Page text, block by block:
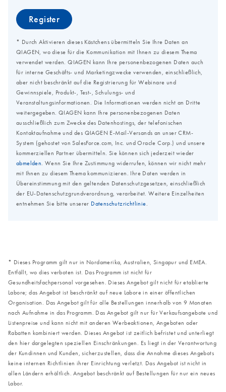
* Dieses Programm gilt nur in Nordamerika, Australien, Singapur und EMEA.
Entfällt, wo dies verboten ist. Das Programm ist nicht für
Gesundheitsfachpersonal vorgesehen. Dieses Angebot gilt nicht für etablierte
Labore; das Angebot ist beschränkt auf neue Labore in einer öffentlichen
Organisation. Das Angebot gilt für alle Bestellungen innerhalb von 9 Monaten
nach Aufnahme in das Programm. Das Angebot gilt nur für Verkaufsangebote und
Listenpreise und kann nicht mit anderen Werbeaktionen, Angeboten oder
Rabatten kombiniert werden. Dieses Angebot ist zeitlich befristet und unterliegt
den hier dargelegten speziellen Einschränkungen. Es liegt in der Verantwortung
der Kundinnen und Kunden, sicherzustellen, dass die Annahme dieses Angebots
keine internen Richtlinien ihrer Einrichtung verletzt. Das Angebot ist nicht in
allen Ländern erhältlich. Angebot beschränkt auf Bestellungen für nur ein neues
Labor.